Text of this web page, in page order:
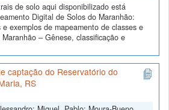
de solo aqui disponibilizado está
Digital de Solos do Maranhão:
exemplos de mapeamento de classes e
– Gênese, classificação e
captação do Reservatório do
RS